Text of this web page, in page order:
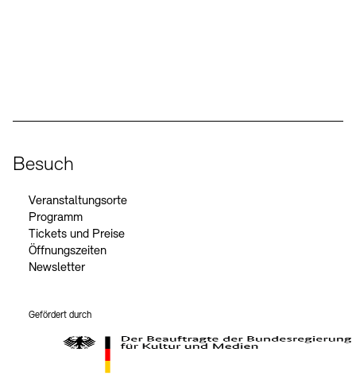
Besuch
Veranstaltungsorte
Programm
Tickets und Preise
Öffnungszeiten
Newsletter
Gefördert durch